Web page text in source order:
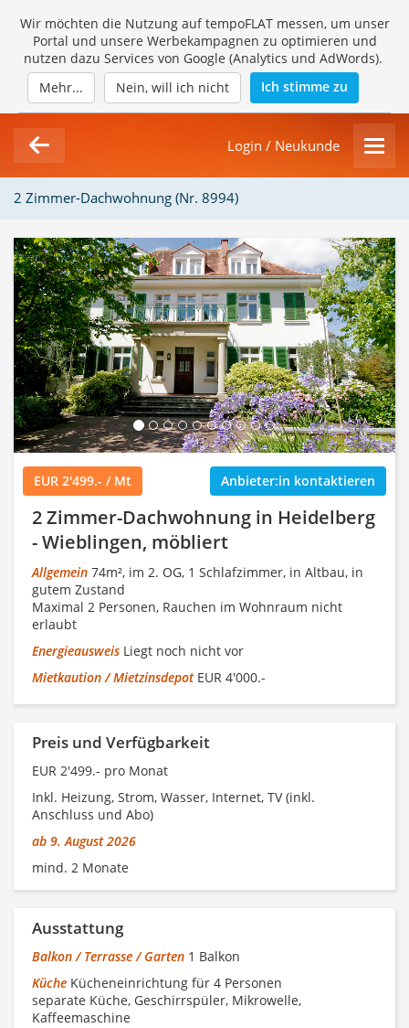
Wir möchten die Nutzung auf tempoFLAT messen, um unser
Portal und unsere Werbekampagnen zu optimieren und
nutzen dazu Services von Google (Analytics und AdWords).
Mehr...
Nein, will ich nicht Ich stimme zu
Login / Neukunde
2 Zimmer-Dachwohnung (Nr. 8994)
Loading Gallery...
1/10
EUR 2'499.- / Mt Anbieter:in kontaktieren
2 Zimmer-Dachwohnung in Heidelberg
- Wieblingen, möbliert
Allgemein 74m², im 2. OG, 1 Schlafzimmer, in Altbau, in
gutem Zustand
Maximal 2 Personen, Rauchen im Wohnraum nicht
erlaubt
Energieausweis Liegt noch nicht vor
Mietkaution / MietzinsdepotEUR 4'000.-
Preis und Verfügbarkeit
EUR 2'499.- pro Monat
Inkl. Heizung, Strom, Wasser, Internet, TV (inkl.
Anschluss und Abo)
ab 9. August 2026
mind. 2 Monate
Ausstattung
Balkon / Terrasse / Garten 1 Balkon
Küche Kücheneinrichtung für 4 Personen
separate Küche, Geschirrspüler, Mikrowelle,
Kaffeemaschine